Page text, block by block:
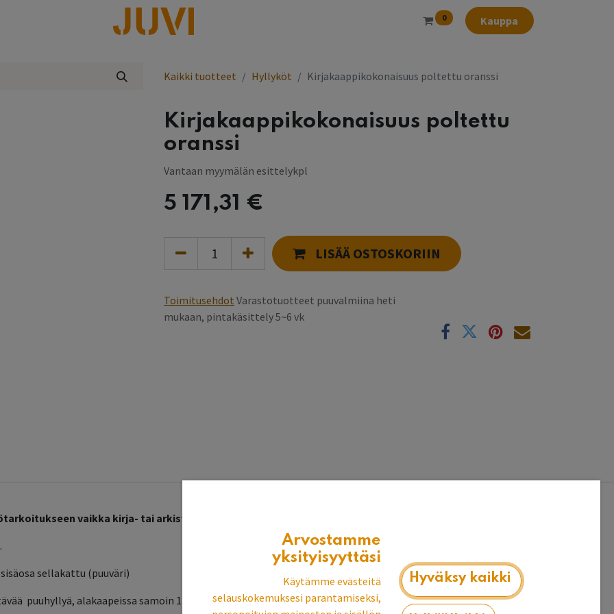
0 Kauppa
Kaikki tuotteet Hyllyköt Kirjakaappikokonaisuus poltettu oranssi
Kirjakaappikokonaisuus poltettu
oranssi
Vantaan myymälän esittelykpl
5 171,31 €
LISÄÄ OSTOSKORIIN
Toimitusehdot Varastotuotteet puuvalmiina heti
mukaan, pintakäsittely 5~6 vk
vaikka kirja- tai arkistokaapiksi.
sellakattu (puuväri)
puuhyllyä, alakaapeissa samoin 12 kpl sellakattuja puuhyllyjä.
Arvostamme
yksityisyyttäsi
Käytämme evästeitä
selauskokemuksesi parantamiseksi,
Hyväksy kaikki